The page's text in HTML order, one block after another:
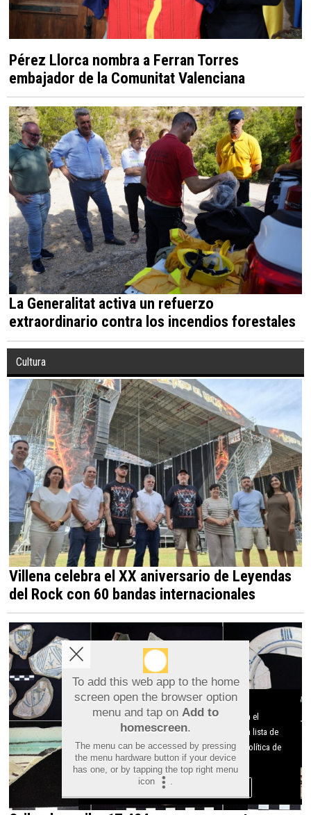
Pérez Llorca nombra a Ferran Torres
embajador de la Comunitat Valenciana
La Generalitat activa un refuerzo
extraordinario contra los incendios forestales
Cultura
Villena celebra el XX aniversario de Leyendas
del Rock con 60 bandas internacionales
To add this web app to the home
screen open the browser option
menu and tap on Add to
homescreen.
The menu can be accessed by pressing
the menu hardware button if your device
has one, or by tapping the top right menu
icon
.
Aviso sobre el Uso de cookies:
Utilizamos cookies nuestras y de terceros para el
funcionamiento del digital. Puedes consultar la lista de
cookies y como desconectarlas. Ver nuestra Política de
Privacidad y Cookies
Aceptar Cookies